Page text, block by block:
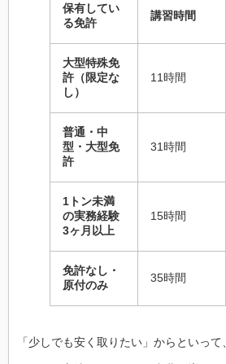
保有してい
る免許
講習時間
大型特殊免
許（限定な
し）
11時間
普通・中
型・大型免
許
31時間
1トン未満
の実務経験
3ヶ月以上
15時間
免許なし・
原付のみ
35時間
「少しでも安く取りたい」からといっ